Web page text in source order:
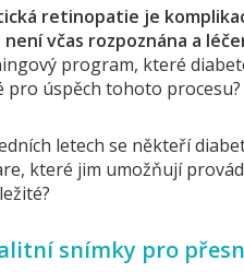
retinopatie je
včas rozpoznána a
program, které
pro úspěch tohoto
letech se někteří
které jim umožňují
snímky pro